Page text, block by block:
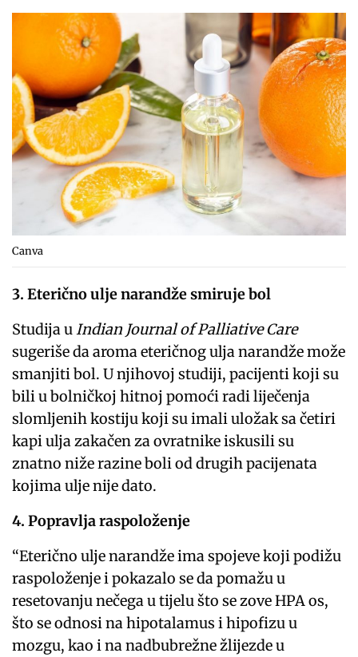
Canva
3. Eterično ulje narandže smiruje bol
Studija uIndian Journal of Palliative Care
sugeriše da aroma eteričnog ulja narandže može
smanjiti bol. U njihovoj studiji, pacijenti koji su
bili u bolničkoj hitnoj pomoći radi liječenja
slomljenih kostiju koji su imali uložak sa četiri
kapi ulja zakačen za ovratnike iskusili su
znatno niže razine boli od drugih pacijenata
kojima ulje nije dato.
4. Popravlja raspoloženje
“Eterično ulje narandže ima spojeve koji podižu
raspoloženje i pokazalo se da pomažu u
resetovanju nečega u tijelu što se zove HPA os,
što se odnosi na hipotalamus i hipofizu u
mozgu, kao i na nadbubrežne žlijezde u